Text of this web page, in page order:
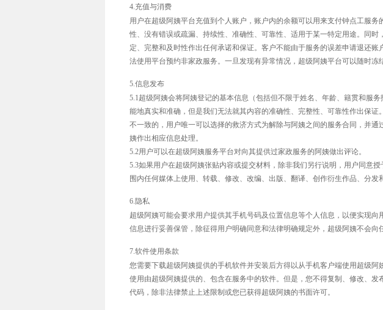
4.充值与消费
用户在超级阿姨平台充值到个人账户，账户内的余额可以用来支付钟点工服
性、没有错误或疏漏、持续性、准确性、可靠性、适用于某一特定用途。同
定、完整和及时性作出任何承诺和保证。客户不能由于服务的误差申请退还
法使用平台预约非家政服务。一旦发现有异常情况，超级阿姨平台可以随时冻
5.信息发布
5.1超级阿姨会将阿姨登记的基本信息（包括但不限于姓名、年龄、籍贯和服
能地真实和准确，但是我们无法就其内容的准确性、完整性、可靠性作出保
不一致的，用户唯一可以选择的救济方式为解除与阿姨之间的服务合同，并
姨作出相应信息处理。
5.2用户可以在超级阿姨服务平台对向其提供过家政服务的阿姨做出评论。
5.3如果用户在超级阿姨张贴内容或提交材料，除非我们另行说明，用户同意
围内任何媒体上使用、转载、修改、改编、出版、翻译、创作衍生作品、分发
6.隐私
超级阿姨可能会要求用户提供其手机号码及位置信息等个人信息，以便实现
信息进行妥善保管，除征得用户明确同意和法律明确规定外，超级阿姨不会向
7.软件使用条款
您需要下载超级阿姨提供的手机软件并安装后方得以从手机客户端使用超级
使用由超级阿姨提供的、包含在服务中的软件。但是，您不得复制、修改、
代码，除非法律禁止上述限制或您已获得超级阿姨的书面许可。